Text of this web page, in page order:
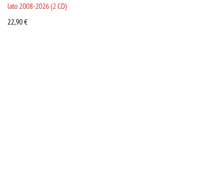
lato 2008-2026 (2 CD)
22,90€